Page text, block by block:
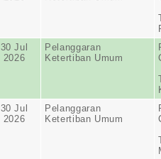
30 Jul
2026
Pelanggaran
Ketertiban Umum
30 Jul
2026
Pelanggaran
Ketertiban Umum